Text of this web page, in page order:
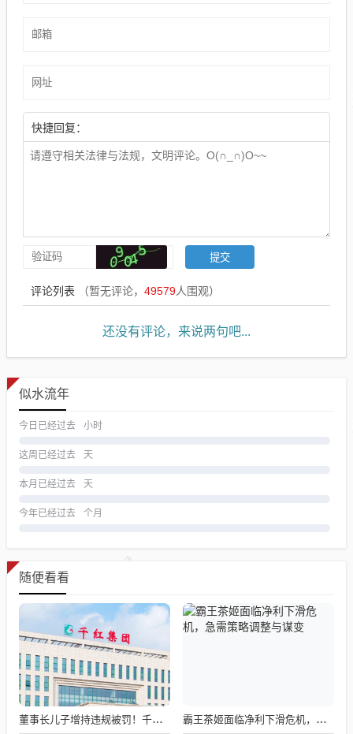
快捷回复：
评论列表 （暂无评论， 49579人围观）
还没有评论，来说两句吧...
似水流年
今日已经过去 小时
这周已经过去 天
本月已经过去 天
今年已经过去 个月
随便看看
董事长儿子增持违规被罚！千红制药市值128亿，半年净赚2.58亿却踩雷信托5年 霸王茶姬面临净利下滑危机，急需策略调整与谋变